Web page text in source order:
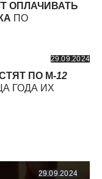
ОПЛАЧИВАТЬ
ПО
29.09.2024
ПО М-12
ГОДА ИХ
29.09.2024